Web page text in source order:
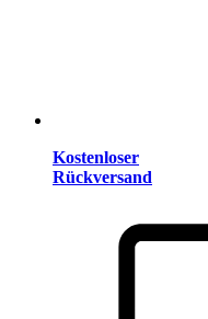
Kostenloser
Rückversand